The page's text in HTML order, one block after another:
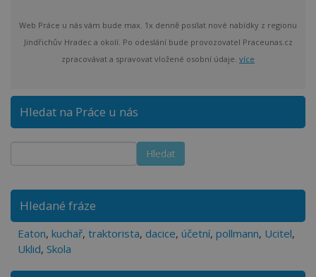
Web Práce u nás vám bude max. 1x denně posílat nové nabídky z regionu
Jindřichův Hradec a okolí. Po odeslání bude provozovatel Praceunas.cz
zpracovávat a spravovat vložené osobní údaje. více
Hledat na Práce u nás
Hledané fráze
Eaton, kuchař, traktorista, dacice, účetní, pollmann, Ucitel,
Uklid, Skola